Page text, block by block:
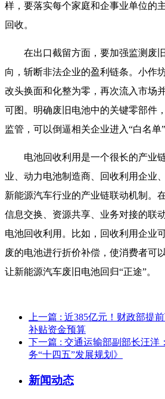
样，要落实每个家庭和企事业单位的
回收。
在出口截留方面，要加强监测废
向，斩断非法企业的盈利链条。小作
改头换面和化整为零，再次流入市场
可图。明确废旧电池中的关键零部件
监管，可以倒逼相关企业进入“白名单”
电池回收利用是一个很长的产业
业、动力电池制造商、回收利用企业
新能源汽车行业的产业链联动机制。
信息交换、资源共享、业务对接的联
电池回收利用。比如，回收利用企业
废的电池进行折价补偿，使消费者可
让新能源汽车废旧电池回归“正途”。
上一篇 : 近385亿元！财政部提
补贴资金预算
下一篇 : 交通运输部副部长汪洋
务“十四五”发展规划》
新闻动态